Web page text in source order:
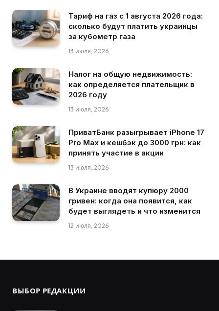
Тариф на газ с 1 августа 2026 года:
сколько будут платить украинцы
за кубометр газа
13 июля, 2026
Налог на общую недвижимость:
как определяется плательщик в
2026 году
13 июля, 2026
ПриватБанк разыгрывает iPhone 17
Pro Max и кешбэк до 3000 грн: как
принять участие в акции
13 июля, 2026
В Украине вводят купюру 2000
гривен: когда она появится, как
будет выглядеть и что изменится
12 июля, 2026
ВЫБОР РЕДАКЦИИ